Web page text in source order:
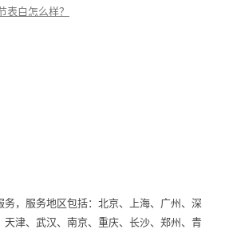
白怎么样？
，服务地区包括：北京、上海、广州、深
津、武汉、南京、重庆、长沙、郑州、青